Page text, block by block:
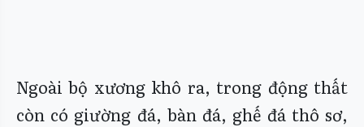
Ngoài bộ xương khô ra, trong động thất
còn có giường đá, bàn đá, ghế đá thô sơ,